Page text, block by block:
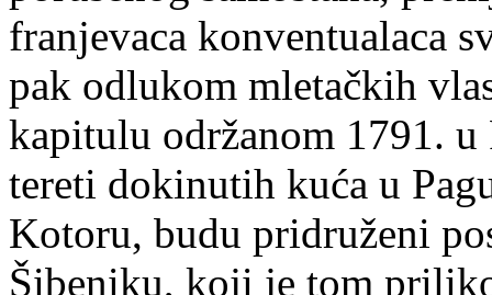
franjevaca konventualaca
pak odlukom mletačkih
kapitulu održanom 1791.
tereti dokinutih kuća u
Kotoru, budu pridruženi
Šibeniku, koji je tom